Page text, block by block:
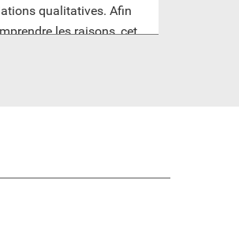
qualitatives. Afin
les raisons, cet